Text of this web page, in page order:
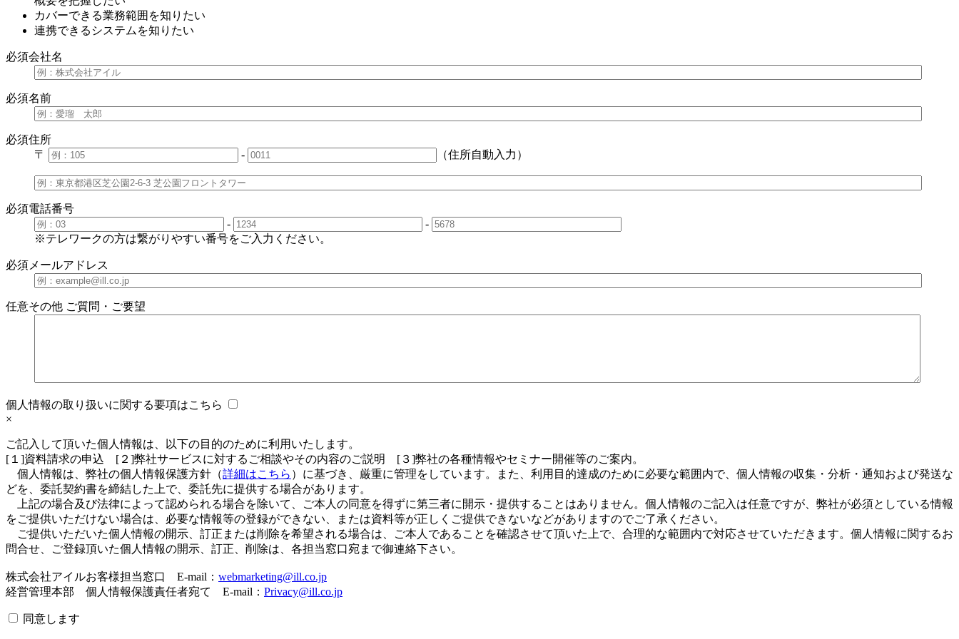
カバーできる業務範囲を知りたい
連携できるシステムを知りたい
必須会社名
必須名前
必須住所
〒
- （住所自動入力）
必須電話番号
-
-
※テレワークの方は繋がりやすい番号をご入力ください。
必須 メールアドレス
任意その他 ご質問・ご要望
個人情報の取り扱いに関する要項はこちら
×
ご記入して頂いた個人情報は、以下の目的のために利用いたします。
[１]資料請求の申込 [２]弊社サービスに対するご相談やその内容のご説明 [３]弊社の各種情報やセミナー開催等のご案内。
個人情報は、弊社の個人情報保護方針（詳細はこちら ）に基づき、厳重に管理をしています。また、利用目的達成のために必要な範囲内で、個人情報の収集・分析・通知および発送な
どを、委託契約書を締結した上で、委託先に提供する場合があります。
上記の場合及び法律によって認められる場合を除いて、ご本人の同意を得ずに第三者に開示・提供することはありません。個人情報のご記入は任意ですが、弊社が必須としている情報
をご提供いただけない場合は、必要な情報等の登録ができない、または資料等が正しくご提供できないなどがありますのでご了承ください。
ご提供いただいた個人情報の開示、訂正または削除を希望される場合は、ご本人であることを確認させて頂いた上で、合理的な範囲内で対応させていただきます。個人情報に関するお
問合せ、ご登録頂いた個人情報の開示、訂正、削除は、各担当窓口宛まで御連絡下さい。
株式会社アイルお客様担当窓口 E-mail： webmarketing@ill.co.jp
経営管理本部 個人情報保護責任者宛て E-mail： Privacy@ill.co.jp
同意します